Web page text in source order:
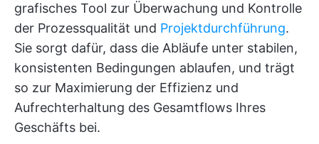
grafisches Tool zur Überwachung und Kontrolle
der Prozessqualität und Projektdurchführung.
Sie sorgt dafür, dass die Abläufe unter stabilen,
konsistenten Bedingungen ablaufen, und trägt
so zur Maximierung der Effizienz und
Aufrechterhaltung des Gesamtflows Ihres
Geschäfts bei.